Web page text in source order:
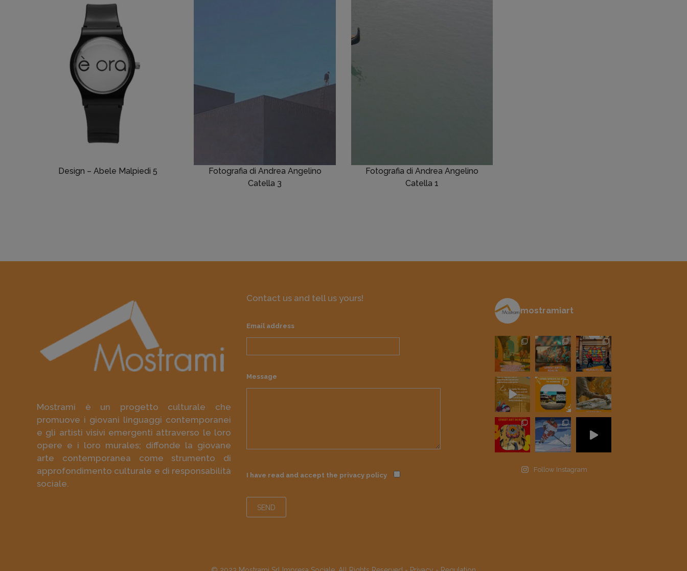
Design – Abele Malpiedi 5
Fotografia di Andrea Angelino
Catella 3
Fotografia di Andrea Angelino
Catella 1
Mostrami è un progetto culturale che
promuove i giovani linguaggi contemporanei
e gli artisti visivi emergenti attraverso le loro
opere e i loro murales; diffonde la giovane
arte contemporanea come strumento di
approfondimento culturale e di responsabilità
sociale.
Contact us and tell us yours!
Email address
Message
I have read and accept the privacy policy
mostramiart
Follow Instagram